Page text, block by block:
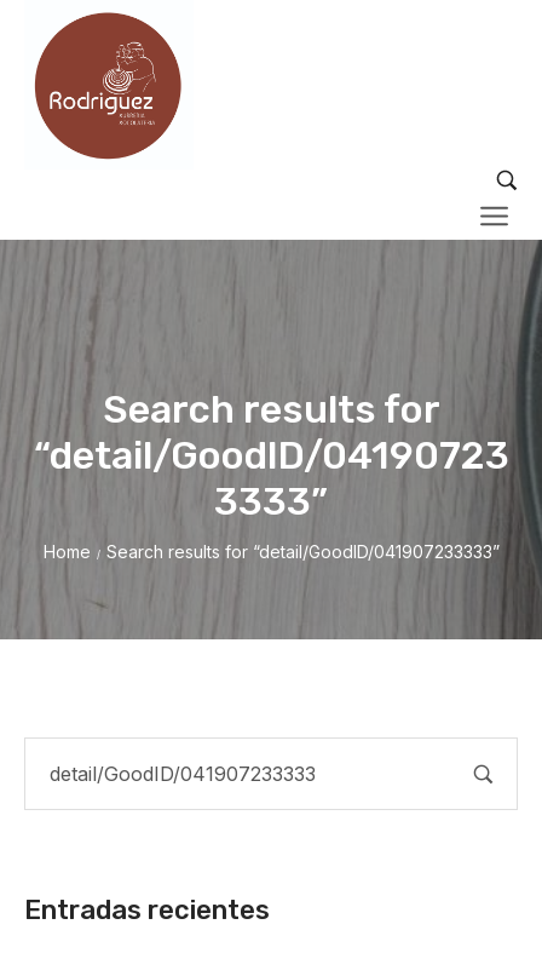
Search results for
“detail/GoodID/04190723
3333”
Home / Search results for “detail/GoodID/041907233333”
Entradas recientes